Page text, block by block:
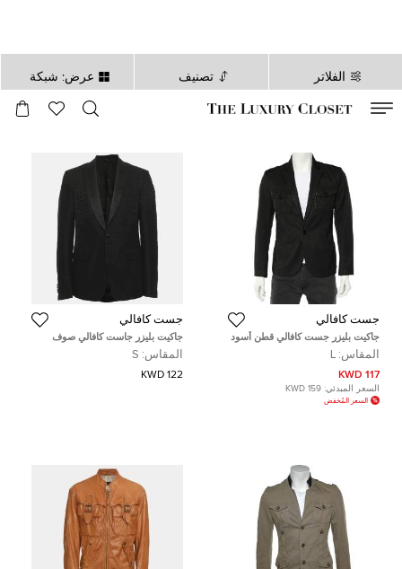
الفلاتر تصنيف عرض: شبكة
ثانية
جست كافالي
جاكيت بليزر جست كافالي قطن أسود
بحواف مزينة مقاس كبير - لارج
المقاس: L
117 KWD
السعر المبدئي: 159 KWD
السعر المُخفض
جست كافالي
جاكيت بليزر جاست كافالي صوف
ممزوج جاكار بطبعة النمر أسود مقاس
صغير
المقاس: S
122 KWD